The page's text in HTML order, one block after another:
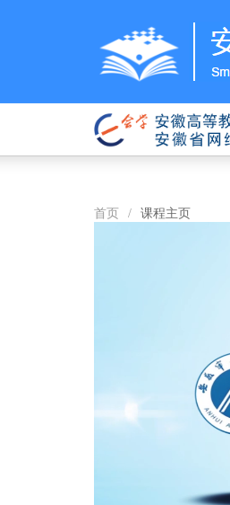
首页 / 课程主页